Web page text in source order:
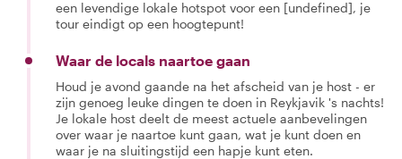
een levendige lokale hotspot voor een [undefined], je
tour eindigt op een hoogtepunt!
Waar de locals naartoe gaan
Houd je avond gaande na het afscheid van je host - er
zijn genoeg leuke dingen te doen in Reykjavik 's nachts!
Je lokale host deelt de meest actuele aanbevelingen
over waar je naartoe kunt gaan, wat je kunt doen en
waar je na sluitingstijd een hapje kunt eten.